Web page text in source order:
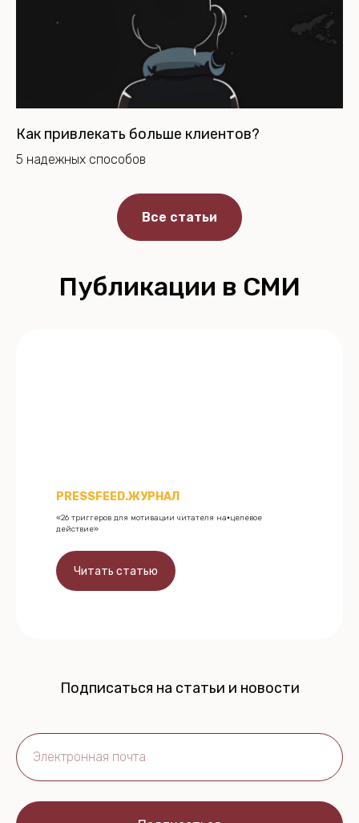
Как привлекать больше клиентов?
5 надежных способов
Все статьи
Публикации в СМИ
PRESSFEED.ЖУРНАЛ
«26 триггеров для мотивации читателя на⦁целевое
действие»
Читать статью
Подписаться на статьи и новости